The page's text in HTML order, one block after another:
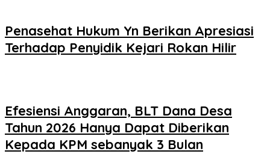
Penasehat Hukum Yn Berikan Apresiasi
Terhadap Penyidik Kejari Rokan Hilir
Efesiensi Anggaran, BLT Dana Desa
Tahun 2026 Hanya Dapat Diberikan
Kepada KPM sebanyak 3 Bulan